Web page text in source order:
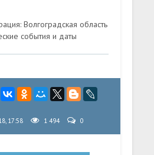
Волгоградская область
события и даты
17:58 1 494 0